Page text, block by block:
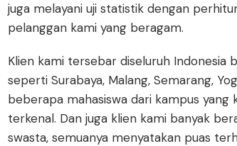
juga melayani uji statistik dengan
pelanggan kami yang beragam.
Klien kami tersebar diseluruh
seperti Surabaya, Malang, Semarang,
beberapa mahasiswa dari kampus
terkenal. Dan juga klien kami banyak
swasta, semuanya menyatakan puas